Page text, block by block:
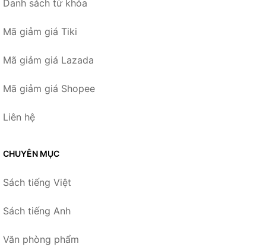
Danh sách từ khóa
Mã giảm giá Tiki
Mã giảm giá Lazada
Mã giảm giá Shopee
Liên hệ
CHUYÊN MỤC
Sách tiếng Việt
Sách tiếng Anh
Văn phòng phẩm